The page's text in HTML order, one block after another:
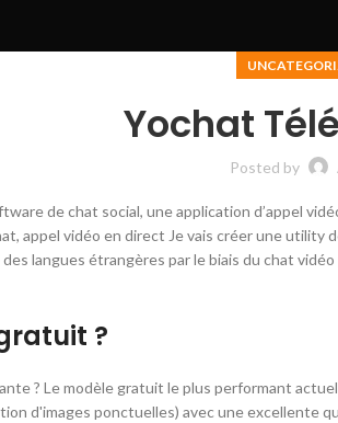
Yochat
Posted by
de chat social, une application d’appel
appel vidéo en direct Je vais créer une
langues étrangères par le biais du chat
?
? Le modèle gratuit le plus performant
d'images ponctuelles) avec une excellente